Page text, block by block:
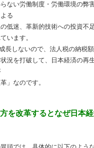
ない労働制度・労働環境の弊
る
低迷、革新的技術への投資不
います。
長しないので、法人税の納税額
況を打破して、日本経済の再
」なのです。
を改革するとなぜ日本